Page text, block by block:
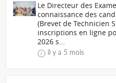
Le Directeur des
connaissance des
(Brevet de Technicien
inscriptions en ligne
2026 s...
il y a 5 mois